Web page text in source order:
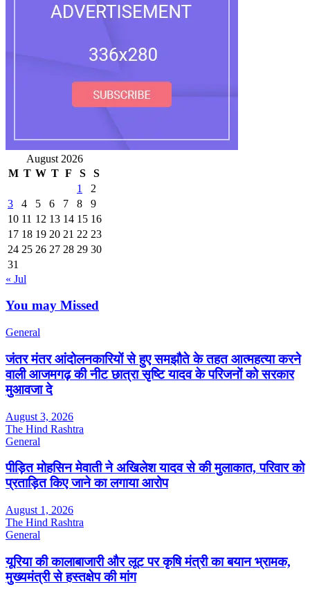
August 2026
M T W T F S
S
1
2
3
4 5 6 7 8
9
10 11 12 13 14 15 16
17 18 19 20 21 22 23
24 25 26 27 28 29 30
31
« Jul
You may Missed
General
जंतर मंतर आंदोलनकारियों से हुए समझौते के तहत आत्महत्या करने
वाली आजमगढ़ की नीट छात्रा सृष्टि यादव के परिजनों को सरकार
मुआवजा दे
August 3, 2026
The Hind Rashtra
General
पीड़ित मोहसिन मेवाती ने अखिलेश यादव से की मुलाकात, परिवार को
प्रताड़ित किए जाने का लगाया आरोप
August 1, 2026
The Hind Rashtra
General
यूरिया की कालाबाजारी और लूट पर कृषि मंत्री का बयान भ्रामक,
मुख्यमंत्री से हस्तक्षेप की मांग